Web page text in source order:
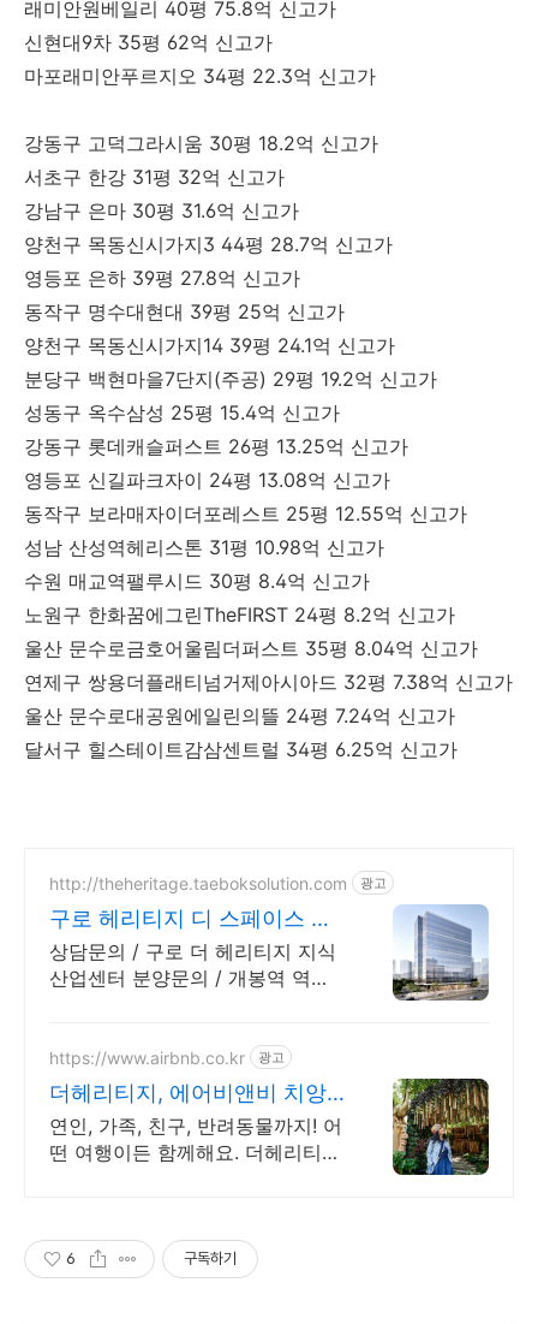
래미안원베일리 40평 75.8억 신고가
신현대9차 35평 62억 신고가
마포래미안푸르지오 34평 22.3억 신고가
강동구 고덕그라시움 30평 18.2억 신고가
서초구 한강 31평 32억 신고가
강남구 은마 30평 31.6억 신고가
양천구 목동신시가지3 44평 28.7억 신고가
영등포 은하 39평 27.8억 신고가
동작구 명수대현대 39평 25억 신고가
양천구 목동신시가지14 39평 24.1억 신고가
분당구 백현마을7단지(주공) 29평 19.2억 신고가
성동구 옥수삼성 25평 15.4억 신고가
강동구 롯데캐슬퍼스트 26평 13.25억 신고가
영등포 신길파크자이 24평 13.08억 신고가
동작구 보라매자이더포레스트 25평 12.55억 신고가
성남 산성역헤리스톤 31평 10.98억 신고가
수원 매교역팰루시드 30평 8.4억 신고가
노원구 한화꿈에그린TheFIRST 24평 8.2억 신고가
울산 문수로금호어울림더퍼스트 35평 8.04억 신고가
연제구 쌍용더플래티넘거제아시아드 32평 7.38억 신고가
울산 문수로대공원에일린의뜰 24평 7.24억 신고가
달서구 힐스테이트감삼센트럴 34평 6.25억 신고가
http://theheritage.taeboksolution.com 광고
구로 헤리티지 디 스페이스 방
문예약시 특별사은품 지급
상담문의 / 구로 더 헤리티지 지식
산업센터 분양문의 / 개봉역 역세
https://www.airbnb.co.kr 광고
더헤리티지, 에어비앤비 치앙
마이 올드타운 숙소
연인, 가족, 친구, 반려동물까지! 어
떤 여행이든 함께해요. 더헤리티
6 구독하기